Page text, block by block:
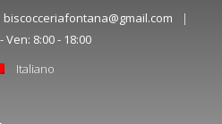
biscocceriafontana@gmail.com
|
Ven: 8:00 - 18:00
Italiano